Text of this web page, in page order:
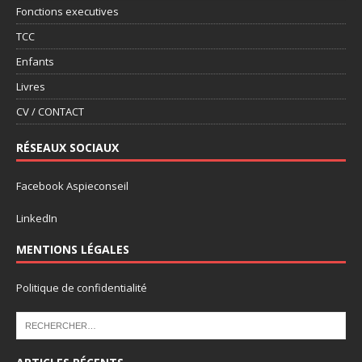
Fonctions executives
TCC
Enfants
Livres
CV / CONTACT
RÉSEAUX SOCIAUX
Facebook Aspieconseil
LinkedIn
MENTIONS LÉGALES
Politique de confidentialité